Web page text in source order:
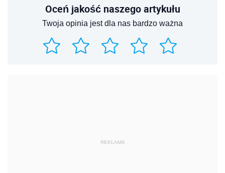
Oceń jakość naszego artykułu
Twoja opinia jest dla nas bardzo ważna
REKLAMA